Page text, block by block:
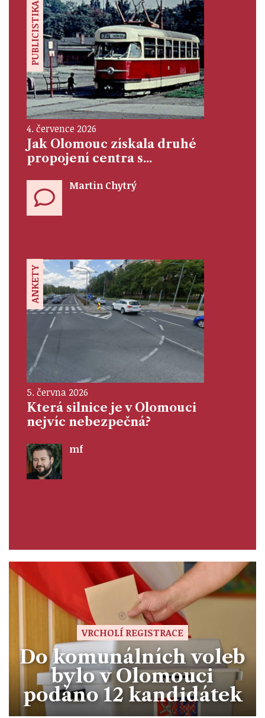
PUBLICISTIKA
4. července 2026
Jak Olomouc získala druhé
propojení centra s...
Martin Chytrý
ANKETY
5. června 2026
Která silnice je v Olomouci
nejvíc nebezpečná?
mf
VRCHOLÍ REGISTRACE
Do komunálních voleb
bylo v Olomouci
podáno 12 kandidátek